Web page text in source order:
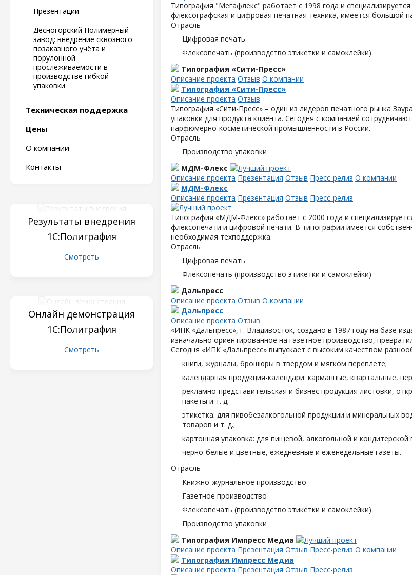
Презентации
Десногорский Полимерный
завод: внедрение сквозного
позаказного учёта и
порулонной
прослеживаемости в
производстве гибкой
упаковки
Техническая поддержка
Цены
О компании
Контакты
Результаты внедрения
1С:Полиграфия
Смотреть
Онлайн демонстрация
1С:Полиграфия
Смотреть
Типография "Мегафлекс" работает с 1998 года и
флексографская и цифровая печатная техника, имеется большой
Отрасль
Цифровая печать
Флексопечать (производство этикетки и самоклейки)
Типография «Сити-Пресс»
Описание проекта Отзыв О компании
Типография «Сити-Пресс»
Описание проекта Отзыв
Типография «Сити-Пресс» – один из лидеров печатного рынка
упаковки для продукта клиента. Сегодня с компанией
парфюмерно-косметической промышленности в России.
Отрасль
Производство упаковки
МДМ-Флекс
Описание проекта Презентация Отзыв Пресс-релиз О компании
МДМ-Флекс
Описание проекта Презентация Отзыв Пресс-релиз
Типография «МДМ-Флекс» работает с 2000 года и
флексопечати и цифровой печати. В типографии имеется
необходимая техподдержка.
Отрасль
Цифровая печать
Флексопечать (производство этикетки и самоклейки)
Дальпресс
Описание проекта Отзыв О компании
Дальпресс
Описание проекта Отзыв
«ИПК «Дальпресс», г. Владивосток, создано в 1987 году на базе
изначально ориентированное на газетное производство,
Сегодня «ИПК «Дальпресс» выпускает с высоким качеством
книги, журналы, брошюры в твердом и мягком переплете;
календарная продукция-календари: карманные, квартальные,
рекламно-представительская и бизнес продукция листовки,
пакеты и т. д;
этикетка: для пивобезалкогольной продукции и минеральных
товаров и т. д.;
картонная упаковка: для пищевой, алкогольной и
черно-белые и цветные, ежедневные и еженедельные газеты.
Отрасль
Книжно-журнальное производство
Газетное производство
Флексопечать (производство этикетки и самоклейки)
Производство упаковки
Типография Импресс Медиа
Описание проекта Презентация Отзыв Пресс-релиз О компании
Типография Импресс Медиа
Описание проекта Презентация Отзыв Пресс-релиз